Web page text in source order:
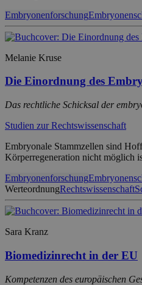
Embryonenforschung
Melanie Kruse
Die Einordnung des
Das rechtliche Schicksal der
Studien zur Rechtswissenschaft
Embryonale Stammzellen sind
Körperregeneration nicht möglich
Embryonenforschung
WerteordnungRechtswissenschaft
Sara Kranz
Biomedizinrecht in der EU
Kompetenzen des europäischen